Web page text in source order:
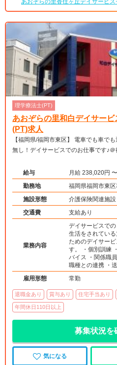
あおぞらの里香住ヶ丘デイサービス
理学療法士(PT)
あおぞらの里和白デイサー
(PT)求人
【福岡県/福岡市東区】 電車でも車でも通勤できる好立地！通勤ストレス
無し！デイサービスでのお仕事です♪＠
給与
月給 238,020円 〜
勤務地
福岡県福岡市東
施設形態
介護保険関連施設
交通費
支給あり
業務内容
デイサービスで
生活をされてい
ためのデイサー
す。 ・個別訓練
バイス ・関係職
職種との連携 ・
雇用形態
常勤
退職金あり 賞与あり 住宅手当あり
年間休日110日以上
募集状況を
気になる